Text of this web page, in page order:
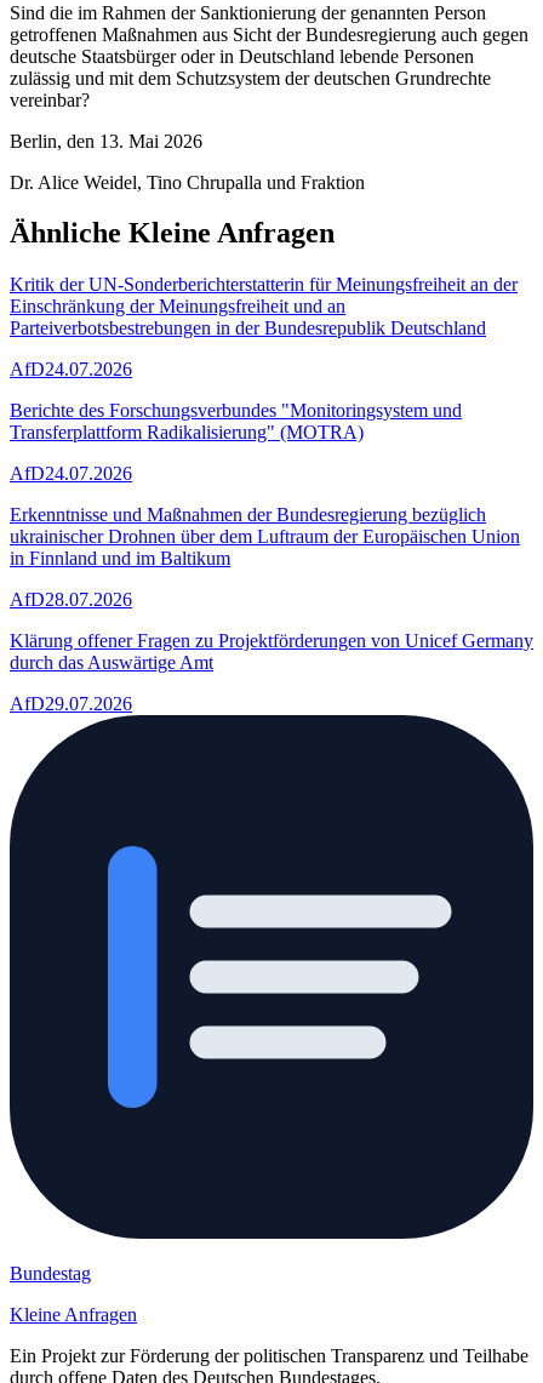
Sind die im Rahmen der Sanktionierung der genannten Person
getroffenen Maßnahmen aus Sicht der Bundesregierung auch gegen
deutsche Staatsbürger oder in Deutschland lebende Personen
zulässig und mit dem Schutzsystem der deutschen Grundrechte
vereinbar?
Berlin, den 13. Mai 2026
Dr. Alice Weidel, Tino Chrupalla und Fraktion
Ähnliche Kleine Anfragen
Kritik der UN-Sonderberichterstatterin für Meinungsfreiheit an der
Einschränkung der Meinungsfreiheit und an
Parteiverbotsbestrebungen in der Bundesrepublik Deutschland
AfD24.07.2026
Berichte des Forschungsverbundes "Monitoringsystem und
Transferplattform Radikalisierung" (MOTRA)
AfD24.07.2026
Erkenntnisse und Maßnahmen der Bundesregierung bezüglich
ukrainischer Drohnen über dem Luftraum der Europäischen Union
in Finnland und im Baltikum
AfD28.07.2026
Klärung offener Fragen zu Projektförderungen von Unicef Germany
durch das Auswärtige Amt
AfD29.07.2026
Bundestag
Kleine Anfragen
Ein Projekt zur Förderung der politischen Transparenz und Teilhabe
durch offene Daten des Deutschen Bundestages.